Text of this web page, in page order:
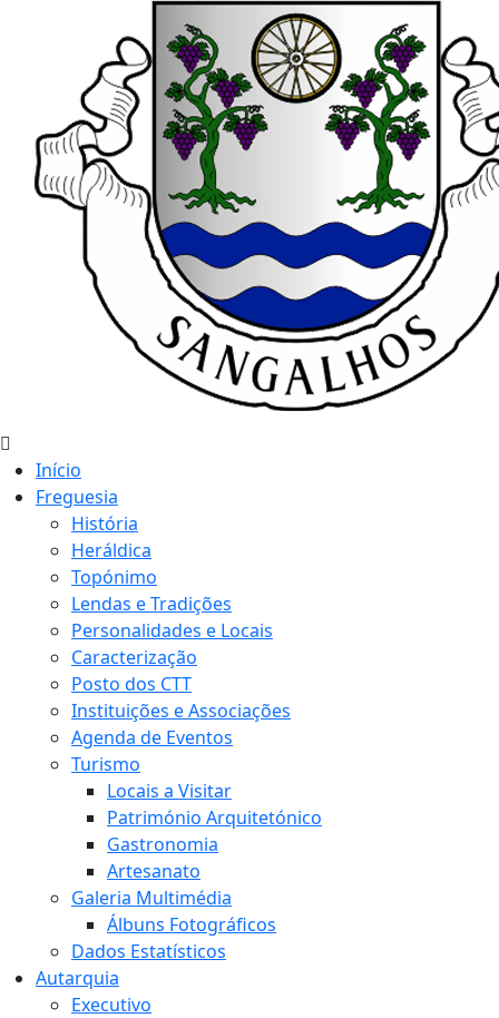
Início
Freguesia
História
Heráldica
Topónimo
Lendas e Tradições
Personalidades e Locais
Caracterização
Posto dos CTT
Instituições e Associações
Agenda de Eventos
Turismo
Locais a Visitar
Património Arquitetónico
Gastronomia
Artesanato
Galeria Multimédia
Álbuns Fotográficos
Dados Estatísticos
Autarquia
Executivo